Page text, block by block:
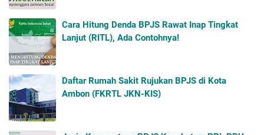
Cara Hitung Denda BPJS Rawat Inap Tingkat
Lanjut (RITL), Ada Contohnya!
Daftar Rumah Sakit Rujukan BPJS di Kota
Ambon (FKRTL JKN-KIS)